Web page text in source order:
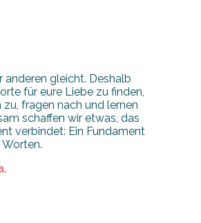
anderen gleicht. Deshalb
für eure Liebe zu finden,
fragen nach und lernen
schaffen wir etwas, das
verbindet: Ein Fundament